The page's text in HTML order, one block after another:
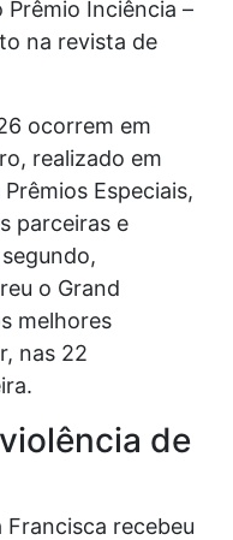
Inciência –
na revista de
ocorrem em
realizado em
Especiais,
parceiras e
o Grand
melhores
nas 22
de
Francisca recebeu